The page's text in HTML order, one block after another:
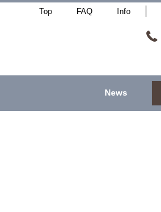
Top FAQ Info
News